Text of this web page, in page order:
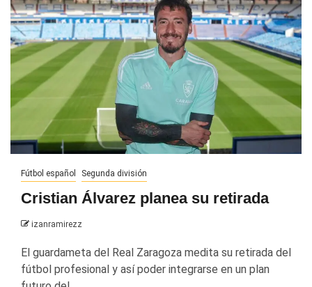
Fútbol español Segunda división
Cristian Álvarez planea su retirada
izanramirezz
El guardameta del Real Zaragoza medita su retirada del
fútbol profesional y así poder integrarse en un plan